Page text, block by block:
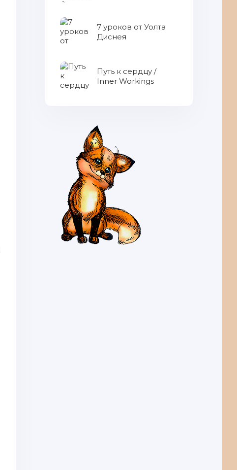
7 уроков от Уолта
Диснея
Путь к сердцу /
Inner Workings